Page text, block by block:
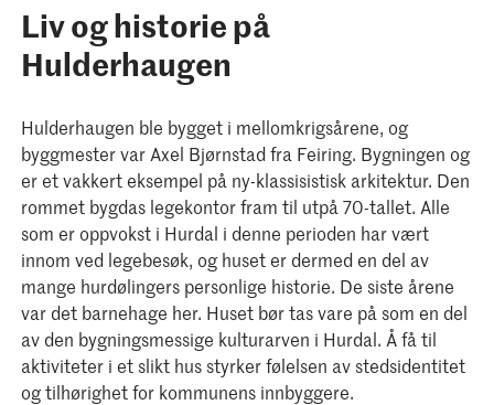
Liv og historie på
Hulderhaugen
Hulderhaugen ble bygget i mellomkrigsårene, og
byggmester var Axel Bjørnstad fra Feiring. Bygningen og
er et vakkert eksempel på ny-klassisistisk arkitektur. Den
rommet bygdas legekontor fram til utpå 70-tallet. Alle
som er oppvokst i Hurdal i denne perioden har vært
innom ved legebesøk, og huset er dermed en del av
mange hurdølingers personlige historie. De siste årene
var det barnehage her. Huset bør tas vare på som en del
av den bygningsmessige kulturarven i Hurdal. Å få til
aktiviteter i et slikt hus styrker følelsen av stedsidentitet
og tilhørighet for kommunens innbyggere.